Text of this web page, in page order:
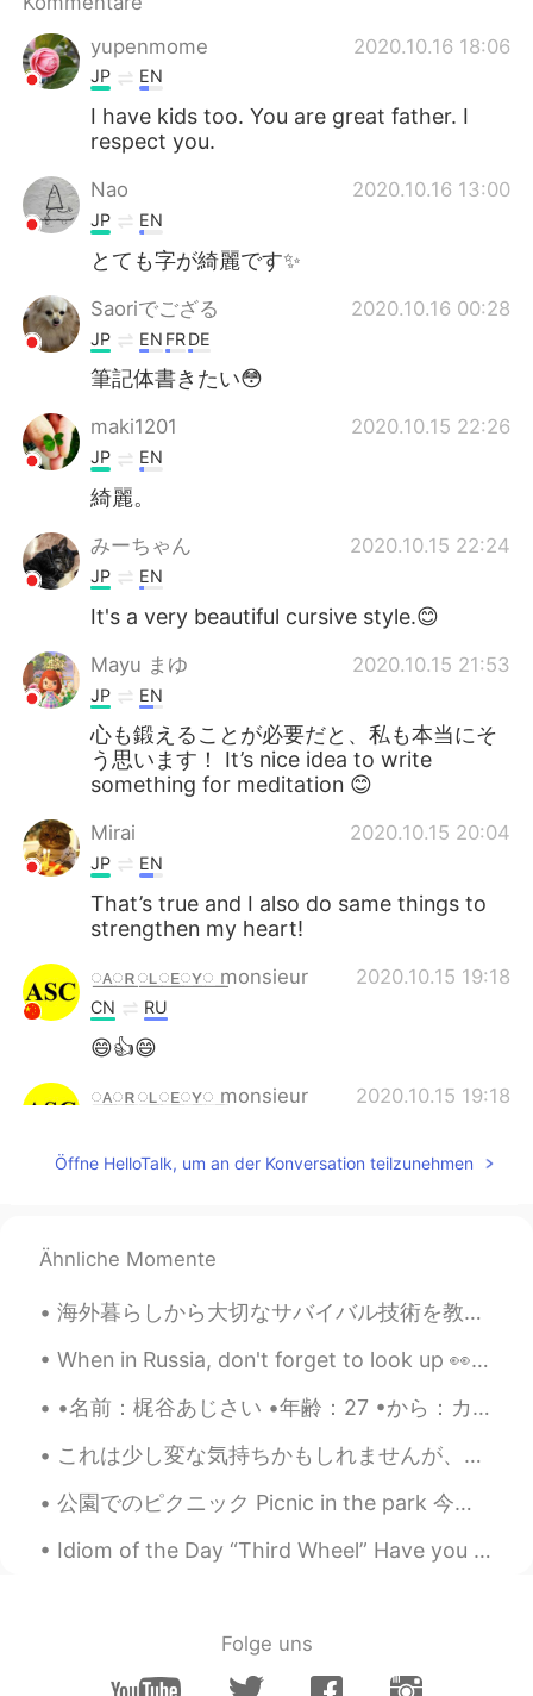
yupenmome
2020.10.16 18:06
JP EN
I have kids too. You are great father. I
respect you.
Nao 2020.10.16 13:00
JP EN
とても字が綺麗です✨
Saoriでござる 2020.10.16 00:28
JP EN FRDE
筆記体書きたい😳
maki1201 2020.10.15 22:26
JP EN
綺麗。
みーちゃん 2020.10.15 22:24
JP EN
It's a very beautiful cursive style.😊
Mayu まゆ 2020.10.15 21:53
JP EN
心も鍛えることが必要だと、私も本当にそ
う思います！ It’s nice idea to write
something for meditation 😊
Mirai 2020.10.15 20:04
JP EN
That’s true and I also do same things to
strengthen my heart!
꯭ᴀ꯭ʀ꯭ʟ꯭ᴇ꯭ʏ꯭ monsieur 2020.10.15 19:18
CN RU
😄👍😄
꯭ᴀ꯭ʀ꯭ʟ꯭ᴇ꯭ʏ꯭ monsieur 2020.10.15 19:18
写的非常个性
ケロちゃん アカウント一時的にロックされ
てる
2020.10.15 17:11
JP EN
ステキですね！私もこんなに美しい字が書
sentence more.
Öffne HelloTalk, um an der Konversation teilzunehmen
Ähnliche Momente
海外暮らしから大切なサバイバル技術を教えてもらいました。例えば、他人にアドバイスを聞いたり、直感に頼ったり友達が信用したりしました。そして、日本語を話せるチャンスがあれば話せるほ...
When in Russia, don't forget to look up 👀 Когда в России не забудь посмотреть. My last trip to R...
•名前：梶谷あじさい •年齢：27 •から：カリフォルニア州モントレー🐠🐬🐙 •誕生日：2月3日 •高さ：177 cm •目の色：ブラウン/グリーン •髪の色：ブリーチブロンド •好きな色：グリ...
これは少し変な気持ちかもしれませんが、僕は日本語はだんだん勉強を続けて、自分の中で日本人の意識みたいな物が覚まし始めてます。日本に行ったことがありません。4人の日本人しか知りません。それにしても...
公園でのピクニック Picnic in the park 今日は何か楽しいことをしていますか？ ここは休日の週末です。 Are you doing anything fun today?...
Idiom of the Day “Third Wheel” Have you ever wanted to hang out with someone special, just the ...
Folge uns